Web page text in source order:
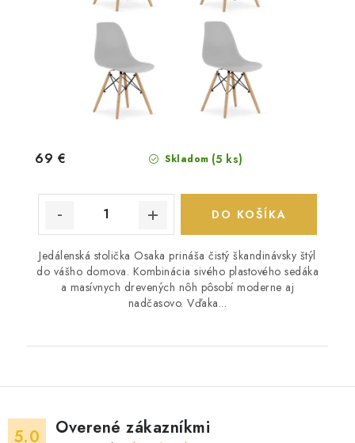
Skladom (5 ks)
69 €
DO KOŠÍKA
Jedálenská stolička Osaka prináša čistý škandinávsky štýl
do vášho domova. Kombinácia sivého plastového sedáka
a masívnych drevených nôh pôsobí moderne aj
nadčasovo. Vďaka...
5.0 Overené zákazníkmi